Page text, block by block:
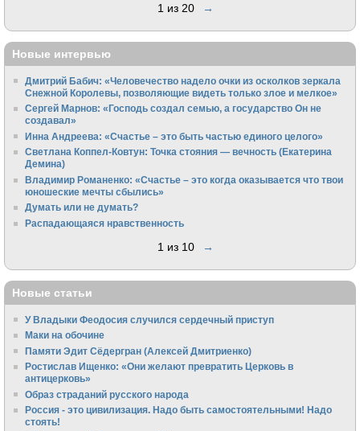
1 из 20 →
Новые интервью
Дмитрий Бабич: «Человечество надело очки из осколков зеркала
Снежной Королевы, позволяющие видеть только злое и мелкое»
Сергей Марнов: «Господь создал семью, а государство Он не
создавал»
Инна Андреева: «Счастье – это быть частью единого целого»
Светлана Коппел-Ковтун: Точка стояния — вечность (Екатерина
Демина)
Владимир Романенко: «Счастье – это когда оказывается что твои
юношеские мечты сбылись»
Думать или не думать?
Распадающаяся нравственность
1 из 10 →
Новые статьи
У Владыки Феодосия случился сердечный приступ
Маки на обочине
Памяти Эдит Сёдергран (Алексей Дмитриенко)
Ростислав Ищенко: «Они желают превратить Церковь в
антицерковь»
Образ страданий русского народа
Россия - это цивилизация. Надо быть самостоятельными! Надо
стоять!